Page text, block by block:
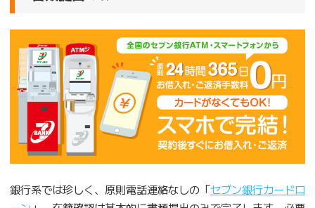
銀行系では珍しく、原則電話連絡なしの「セブン銀行カードロ